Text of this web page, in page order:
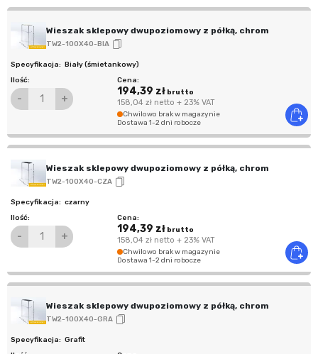
Wieszak sklepowy dwupoziomowy z półką, chrom
TW2-100X40-BIA
Biały (śmietankowy)
- +
194,39 złbrutto
158,04 złnetto + 23% VAT
Chwilowo brak w magazynie
Dostawa 1-2 dni robocze
Wieszak sklepowy dwupoziomowy z półką, chrom
TW2-100X40-CZA
czarny
- +
194,39 złbrutto
158,04 złnetto + 23% VAT
Chwilowo brak w magazynie
Dostawa 1-2 dni robocze
Wieszak sklepowy dwupoziomowy z półką, chrom
TW2-100X40-GRA
Grafit